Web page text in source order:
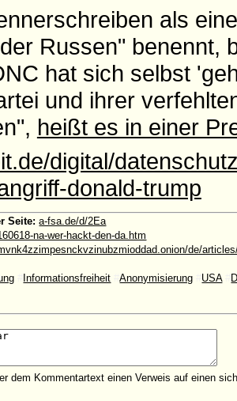
als eine
Russen" benennt,
hat sich selbst
und ihrer
heißt es in einer
digital/
donald-trump
Seite: a-fsa.de/d/2Ea
na-wer-hackt-den-da.htm
de/
Informationsfreiheit #Anonymisierung USA
dem Kommentartext einen Verweis auf einen